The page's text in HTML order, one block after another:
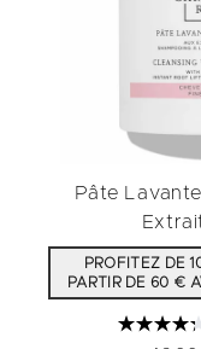
Pâte
PROFITEZ DE
PARTIR DE 60 €